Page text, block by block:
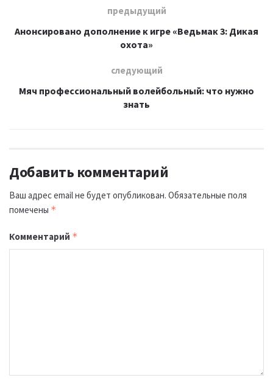
предыдущий
Анонсировано дополнение к игре «Ведьмак 3: Дикая
охота»
следующий
Мяч профессиональный волейбольный: что нужно
знать
Добавить комментарий
Ваш адрес email не будет опубликован. Обязательные поля
помечены *
Комментарий *